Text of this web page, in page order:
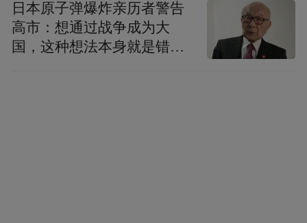
日本原子弹爆炸亲历者警告
高市：想通过战争成为大
国，这种想法本身就是错误